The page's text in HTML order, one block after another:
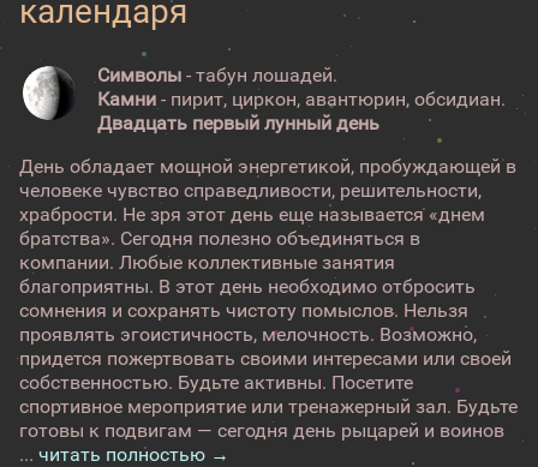
календаря
Символы - табун лошадей.
Камни - пирит, циркон, авантюрин, обсидиан.
Двадцать первый лунный день
День обладает мощной энергетикой, пробуждающей в
человеке чувство справедливости, решительности,
храбрости. Не зря этот день еще называется «днем
братства». Сегодня полезно объединяться в
компании. Любые коллективные занятия
благоприятны. В этот день необходимо отбросить
сомнения и сохранять чистоту помыслов. Нельзя
проявлять эгоистичность, мелочность. Возможно,
придется пожертвовать своими интересами или своей
собственностью. Будьте активны. Посетите
спортивное мероприятие или тренажерный зал. Будьте
готовы к подвигам — сегодня день рыцарей и воинов
... читать полностью →